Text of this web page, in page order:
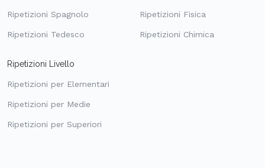
Ripetizioni Spagnolo
Ripetizioni Tedesco
Ripetizioni Fisica
Ripetizioni Chimica
Ripetizioni Livello
Ripetizioni per Elementari
Ripetizioni per Medie
Ripetizioni per Superiori